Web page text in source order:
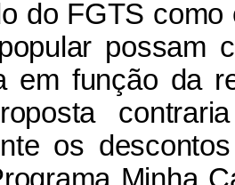
do FGTS
possam
em função da
os